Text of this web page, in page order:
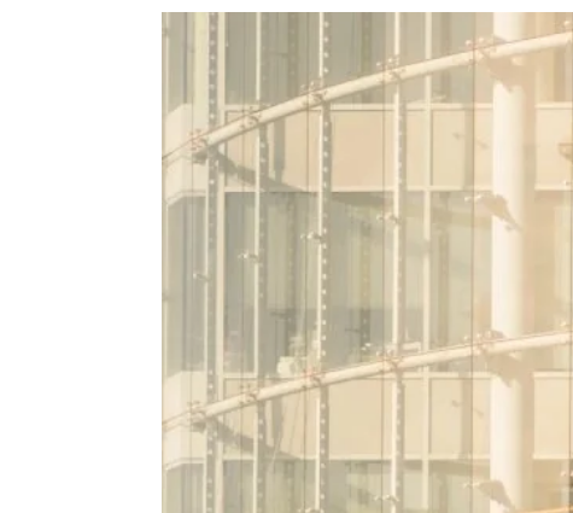
CHAMBRES
SERVICES